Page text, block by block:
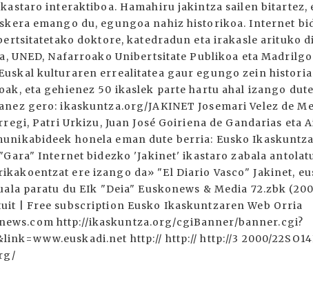
interaktiboa. Hamahiru jakintza sailen bitartez,
emango du, egungoa nahiz historikoa. Internet
doktore, katedradun eta irakasle arituko
UNED, Nafarroako Unibertsitate Publikoa eta
kulturaren errealitatea gaur egungo zein
eta gehienez 50 ikaslek parte hartu ahal izango
gero: ikaskuntza.org/JAKINET Josemari Velez de
Patri Urkizu, Juan José Goiriena de Gandarias eta
honela eman dute berria: Eusko
Internet bidezko 'Jakinet' ikastaro zabala
ere izango da» "El Diario Vasco" Jakinet,
paratu du EIk "Deia" Euskonews & Media 72.zbk
| Free subscription Eusko Ikaskuntzaren Web Orria
http://ikaskuntza.org/cgiBanner/banner.cgi?
http:// http:// http://3 2000/